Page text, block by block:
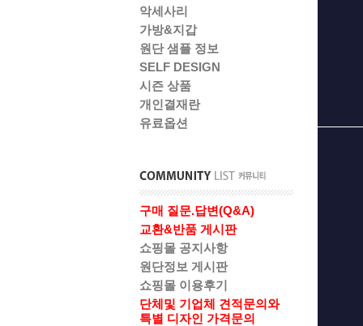
악세사리
가방&지갑
원단 샘플 정보
SELF DESIGN
시즌 상품
개인결재란
유료옵션
구매 질문.답변(Q&A)
교환&반품 게시판
쇼핑몰 공지사항
원단정보 게시판
쇼핑몰 이용후기
단체및 기업체 견적문의와
특별 디자인 가격문의